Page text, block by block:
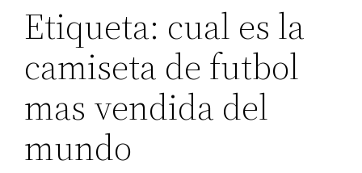
Etiqueta: cual es la
camiseta de futbol
mas vendida del
mundo